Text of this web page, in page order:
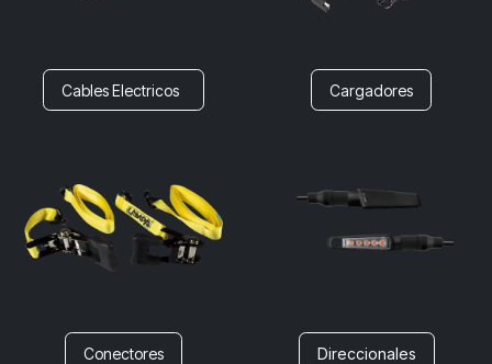
Cables Electricos Cargadores
Conectores Direccionales